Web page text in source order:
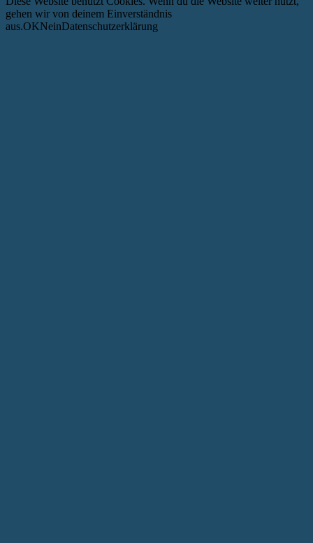
gehen wir von deinem Einverständnis
aus.OKNeinDatenschutzerklärung